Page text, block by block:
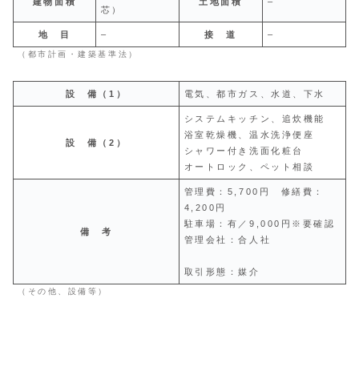
芯）
地 目 – 接 道 –
（都市計画・建築基準法）
設 備（1） 電気、都市ガス、水道、下水
設 備（2）
システムキッチン、追炊機能
浴室乾燥機、温水洗浄便座
シャワー付き洗面化粧台
オートロック、ペット相談
備 考
管理費：5,700円 修繕費：
4,200円
駐車場：有／9,000円※要確認
管理会社：合人社
取引形態：媒介
（その他、設備等）